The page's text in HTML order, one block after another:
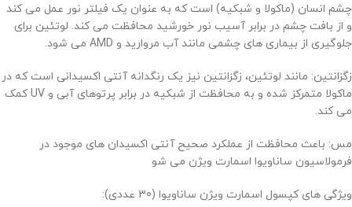
چشم انسان (ماکولا و شبکیه) است که به عنوان یک فیلتر نور عمل می کند
و از بافت چشم در برابر آسیب نور خورشید محافظت می کند. لوتئین برای
جلوگیری از بیماری های چشمی مانند آب مروارید و AMD می شود.
زگزانتین: مانند لوتئین، زگزانتین نیز یک رنگدانه آنتی اکسیدانی است که در
ماکولا متمرکز شده و به محافظت از شبکیه در برابر پرتوهای آبی و UV کمک
می کند.
مس: باعث محافظت از عملکرد صحیح آنتی اکسیدان های موجود در
فرمولاسیون ساناویوا اسمارت ویژن می شو
ویژگی های کپسول اسمارت ویژن ساناویوا (30 عددی):